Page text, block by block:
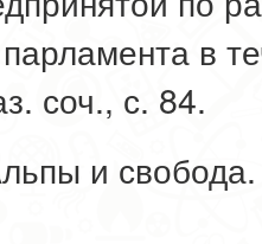
в
соч., с. 84.
и